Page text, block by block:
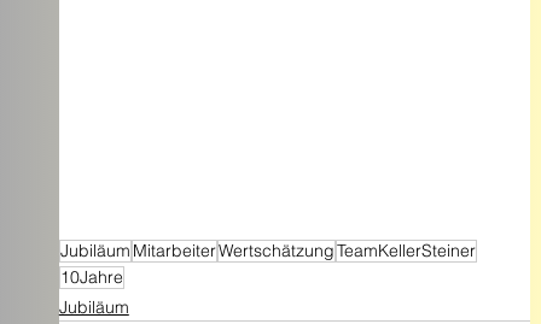
Jubiläum MitarbeiterWertschätzungTeamKellerSteiner
10Jahre
Jubiläum